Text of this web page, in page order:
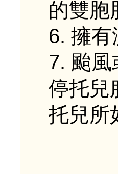
的雙胞
6. 擁
7. 颱
停托兒
托兒所